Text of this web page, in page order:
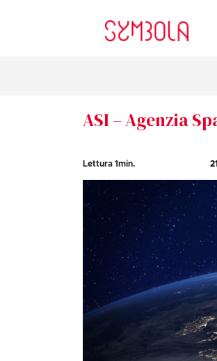
ASI – Agenzia
Lettura1min.